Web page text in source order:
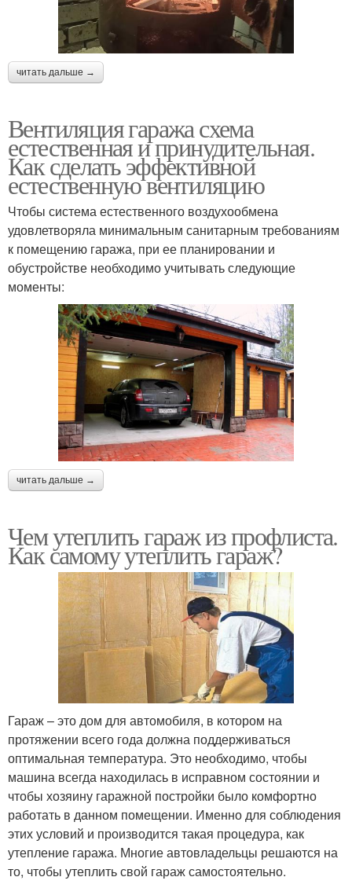
читать дальше →
Вентиляция гаража схема
естественная и принудительная.
Как сделать эффективной
естественную вентиляцию
Чтобы система естественного воздухообмена
удовлетворяла минимальным санитарным требованиям
к помещению гаража, при ее планировании и
обустройстве необходимо учитывать следующие
моменты:
читать дальше →
Чем утеплить гараж из профлиста.
Как самому утеплить гараж?
Гараж – это дом для автомобиля, в котором на
протяжении всего года должна поддерживаться
оптимальная температура. Это необходимо, чтобы
машина всегда находилась в исправном состоянии и
чтобы хозяину гаражной постройки было комфортно
работать в данном помещении. Именно для соблюдения
этих условий и производится такая процедура, как
утепление гаража. Многие автовладельцы решаются на
то, чтобы утеплить свой гараж самостоятельно.